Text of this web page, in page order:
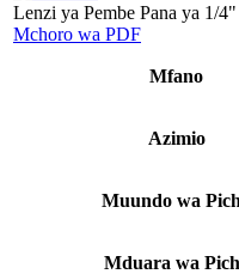
Lenzi ya Pembe Pana ya 1/
Mchoro wa PDF
Mfano
Azimio
Muundo wa
Mduara wa